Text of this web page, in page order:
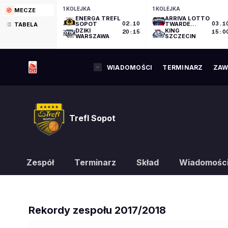
MECZE
TABELA
1 KOLEJKA
ENERGA TREFL
SOPOT
DZIKI
WARSZAWA
02.10
20:15
1 KOLEJKA
ARRIVA LOTTO
TWARDE
PIERNIKI
TORUŃ
KING
SZCZECIN
WIADOMOŚCI TERMINARZ
Trefl Sopot
Zespół Terminarz Skład
Rekordy zespołu 2017/2018